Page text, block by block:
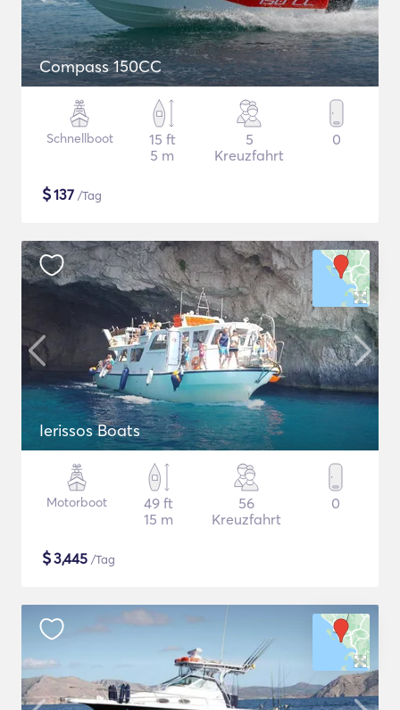
Compass 150CC
Schnellboot
15 ft
5 m
5
Kreuzfahrt
0
$137 /Tag
Ierissos Boats
Motorboot
49 ft
15 m
56
Kreuzfahrt
0
$3,445 /Tag